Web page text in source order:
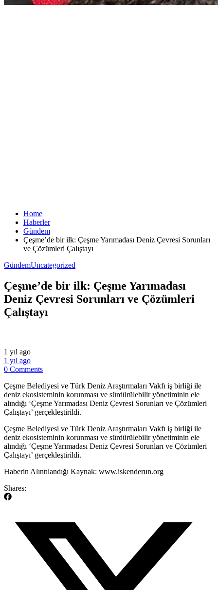
Home
Haberler
Gündem
Çeşme’de bir ilk: Çeşme Yarımadası Deniz Çevresi Sorunları
ve Çözümleri Çalıştayı
GündemUncategorized
Çeşme’de bir ilk: Çeşme Yarımadası
Deniz Çevresi Sorunları ve Çözümleri
Çalıştayı
1 yıl ago
1 yıl ago
0 Comments
Çeşme Belediyesi ve Türk Deniz Araştırmaları Vakfı iş birliği ile
deniz ekosisteminin korunması ve sürdürülebilir yönetiminin ele
alındığı ‘Çeşme Yarımadası Deniz Çevresi Sorunları ve Çözümleri
Çalıştayı’ gerçekleştirildi.
​Çeşme Belediyesi ve Türk Deniz Araştırmaları Vakfı iş birliği ile
deniz ekosisteminin korunması ve sürdürülebilir yönetiminin ele
alındığı ‘Çeşme Yarımadası Deniz Çevresi Sorunları ve Çözümleri
Çalıştayı’ gerçekleştirildi.
​Haberin Alıntılandığı Kaynak: www.iskenderun.org
Shares: